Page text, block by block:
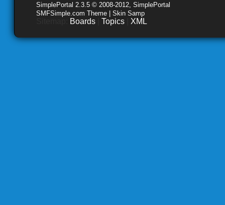
SimplePortal 2.3.5 © 2008-2012, SimplePortal
SMFSimple.com Theme | Skin Samp
Boards Topics XML